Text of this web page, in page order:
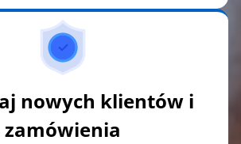
nowych klientów i
zamówienia